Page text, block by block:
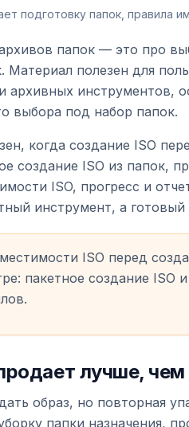
подготовку папок, правила
папок — это про
Материал полезен для
инструментов,
выбора под набор папок.
когда создание ISO
создание ISO из папок,
ISO, прогресс и
инструмент, а
ISO перед
пакетное создание ISO
лучше,
образ, но повторная
папки назначения,